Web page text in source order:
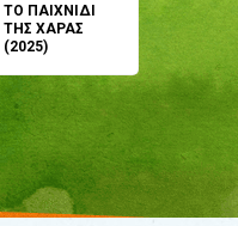
ΤΟ ΠΑΙΧΝΙΔΙ
ΤΗΣ ΧΑΡΑΣ
(2025)
μου;
(2024)